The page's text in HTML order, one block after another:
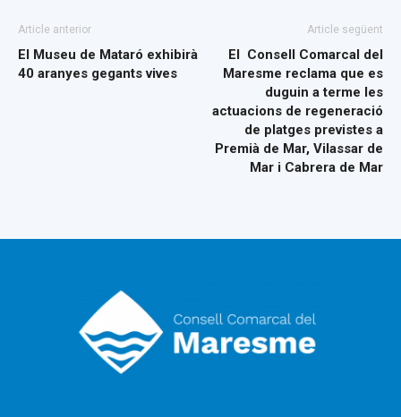
Article anterior
El Museu de Mataró exhibirà
40 aranyes gegants vives
Article següent
El Consell Comarcal del
Maresme reclama que es
duguin a terme les
actuacions de regeneració
de platges previstes a
Premià de Mar, Vilassar de
Mar i Cabrera de Mar